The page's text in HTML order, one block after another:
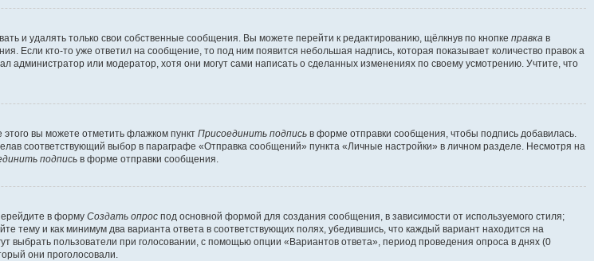
и удалять только свои собственные сообщения. Вы можете перейти к редактированию, щёлкнув по кнопке правка в
Если кто-то уже ответил на сообщение, то под ним появится небольшая надпись, которая показывает количество правок а
администратор или модератор, хотя они могут сами написать о сделанных изменениях по своему усмотрению. Учтите, что
вы можете отметить флажком пункт Присоединить подпись в форме отправки сообщения, чтобы подпись добавилась.
соответствующий выбор в параграфе «Отправка сообщений» пункта «Личные настройки» в личном разделе. Несмотря на
подпись в форме отправки сообщения.
в форму Создать опрос под основной формой для создания сообщения, в зависимости от используемого стиля;
тему и как минимум два варианта ответа в соответствующих полях, убедившись, что каждый вариант находится на
выбрать пользователи при голосовании, с помощью опции «Вариантов ответа», период проведения опроса в днях (0
они проголосовали.